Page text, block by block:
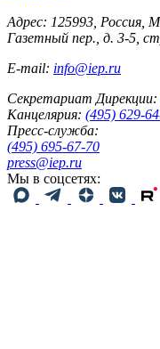
Адрес: 125993, Россия,
Газетный пер., д. 3-5,
E-mail: info@iep.ru
Секретариат Дирекции:
Канцелярия: (495) 629-
Пресс-служба:
(495) 695-67-70
press@iep.ru
Мы в соцсетях: